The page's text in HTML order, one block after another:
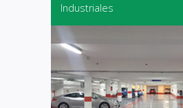
Industriales